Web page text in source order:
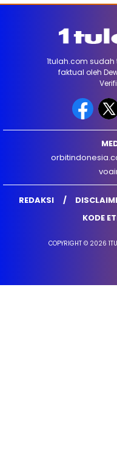
1tulah.com
faktual oleh
REDAKSI
KODE
COPYRIGHT © 2026